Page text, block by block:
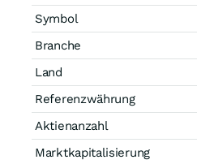
Symbol
Branche
Land
Referenzwährung
Aktienanzahl
Marktkapitalisierung